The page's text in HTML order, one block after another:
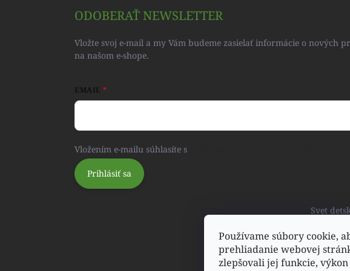
Používame súbory cookie,
prehliadanie webovej
zlepšovali jej funkcie,
ODOBERAŤ NEWSLETTER
Vložte svoj e-mail a my Vám budeme zasielať informácie o nových
na našom e-shope.
EMAIL
Vložením e-mailu súhlasíte s
Prihlásiť sa
Svet